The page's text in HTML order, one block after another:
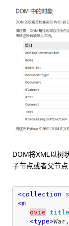
DOM将XML以树
子节点或者父节点
<collection
<m
ovie
<type>